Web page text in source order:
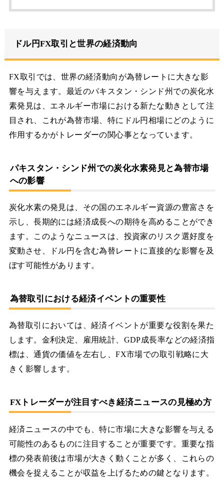
ドル円FX取引と世界の経済動向
FX取引では、世界の経済動向が為替レートに大きな影
響を与えます。最近のパキスタン・シンド州での炭化水
素発見は、エネルギー市場における新たな動きとして注
目され、これが為替市場、特にドル円相場にどのように
作用するかがトレーダーの関心事となっています。
パキスタン・シンド州での炭化水素発見と為替市場
への影響
炭化水素の発見は、その国のエネルギー資源の豊富さを
示し、長期的には経済成長への期待を高めることができ
ます。このようなニュースは、投資家のリスク選好度を
変動させ、ドル円を含む為替レートに直接的な影響を及
ぼす可能性があります。
為替取引における経済イベントの重要性
為替取引においては、経済イベントが重要な役割を果た
します。金利決定、雇用統計、GDP成長率などの経済指
標は、通貨の価値を左右し、FX市場での取引戦略に大
きく影響します。
FXトレーダーが注目すべき経済ニュースの見極め方
経済ニュースの中でも、特に市場に大きな影響を与える
可能性のあるものに注目することが重要です。重要な指
標の発表前後は市場が大きく動くことが多く、これらの
機会を捉えることが収益を上げるための鍵となります。